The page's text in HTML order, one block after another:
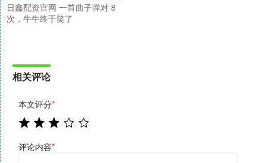
日鑫配资官网 一首曲子弹对 8
次，牛牛终于笑了
相关评论
本文评分*
评论内容*